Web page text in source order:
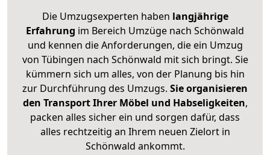
Die Umzugsexperten haben langjährige
Erfahrung im Bereich Umzüge nach Schönwald
und kennen die Anforderungen, die ein Umzug
von Tübingen nach Schönwald mit sich bringt. Sie
kümmern sich um alles, von der Planung bis hin
zur Durchführung des Umzugs. Sie organisieren
den Transport Ihrer Möbel und Habseligkeiten,
packen alles sicher ein und sorgen dafür, dass
alles rechtzeitig an Ihrem neuen Zielort in
Schönwald ankommt.